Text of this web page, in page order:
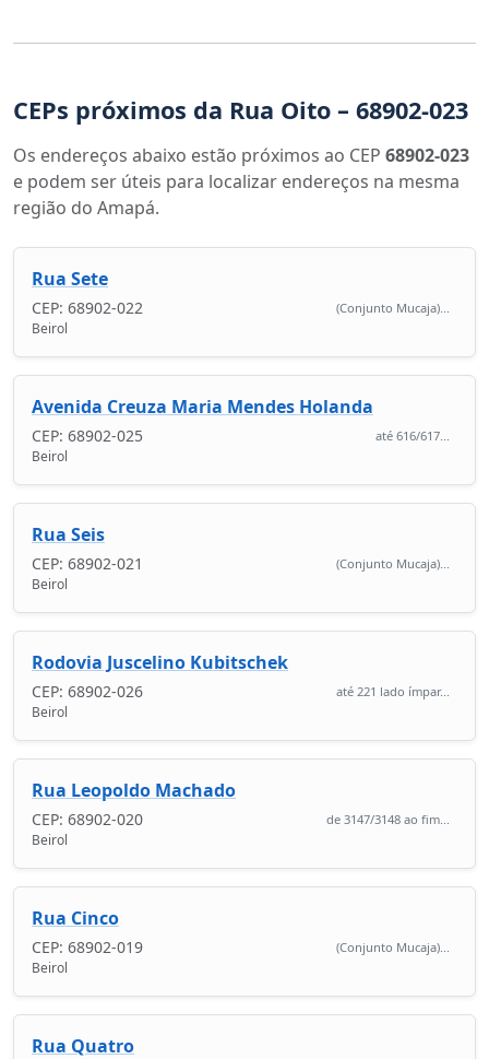
CEPs próximos da Rua Oito – 68902-023
Os endereços abaixo estão próximos ao CEP 68902-023
e podem ser úteis para localizar endereços na mesma
região do Amapá.
Rua Sete
CEP: 68902-022 (Conjunto Mucaja)...
Beirol
Avenida Creuza Maria Mendes Holanda
CEP: 68902-025 até 616/617...
Beirol
Rua Seis
CEP: 68902-021 (Conjunto Mucaja)...
Beirol
Rodovia Juscelino Kubitschek
CEP: 68902-026 até 221 lado ímpar...
Beirol
Rua Leopoldo Machado
CEP: 68902-020 de 3147/3148 ao fim...
Beirol
Rua Cinco
CEP: 68902-019 (Conjunto Mucaja)...
Beirol
Rua Quatro